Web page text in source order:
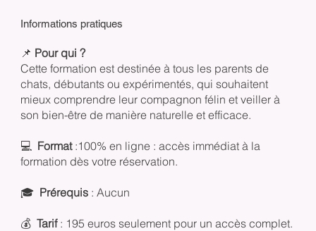
Informations pratiques
📌 Pour qui ?
Cette formation est destinée à tous les parents de
chats, débutants ou expérimentés, qui souhaitent
mieux comprendre leur compagnon félin et veiller à
son bien-être de manière naturelle et efficace.
💻 Format:100% en ligne : accès immédiat à la
formation dès votre réservation.
🎓 Prérequis: Aucun
💰 Tarif : 195 euros seulement pour un accès complet.